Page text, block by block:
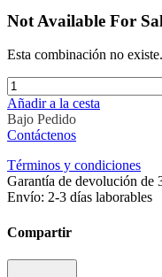
Not Available For
Esta combinación no existe.
Añadir a la cesta
Bajo Pedido
Contáctenos
Términos y condiciones
Garantía de devolución de
Envío: 2-3 días laborables
Compartir